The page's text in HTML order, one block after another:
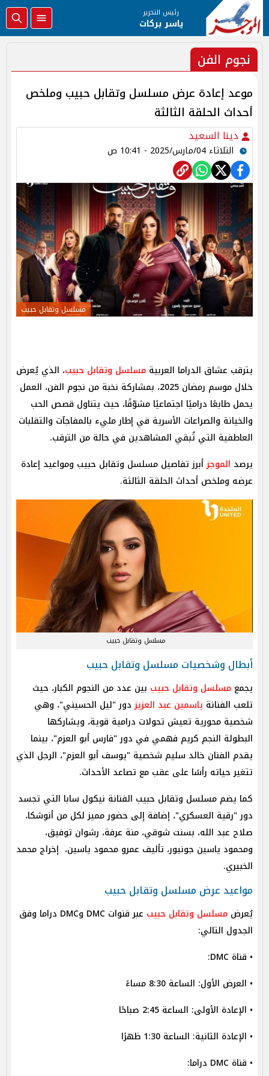
رئيس التحرير
ياسر بركات
نجوم الفن
موعد إعادة عرض مسلسل وتقابل حبيب وملخص
أحداث الحلقة الثالثة
دينا السعيد
الثلاثاء 04/مارس/2025 - 10:41 ص
مسلسل وتقابل حبيب
يترقب عشاق الدراما العربية مسلسل وتقابل حبيب، الذي يُعرض
خلال موسم رمضان 2025، بمشاركة نخبة من نجوم الفن، العمل
يحمل طابعًا دراميًا اجتماعيًا مشوّقًا، حيث يتناول قصص الحب
والخيانة والصراعات الأسرية في إطار مليء بالمفاجآت والتقلبات
العاطفية التي تُبقي المشاهدين في حالة من الترقب.
يرصد الموجزأبرز تفاصيل مسلسل وتقابل حبيب ومواعيد إعادة
عرضه وملخص أحداث الحلقة الثالثة.
مسلسل وتقابل حبيب
أبطال وشخصيات مسلسل وتقابل حبيب
يجمعمسلسل وتقابل حبيب بين عدد من النجوم الكبار، حيث
تلعب الفنانة ياسمين عبد العزيزدور "ليل الحسيني"، وهي
شخصية محورية تعيش تحولات درامية قوية، ويشاركها
البطولة النجم كريم فهمي في دور "فارس أبو العزم"، بينما
يقدم الفنان خالد سليم شخصية "يوسف أبو العزم"، الرجل الذي
تتغير حياته رأسًا على عقب مع تصاعد الأحداث.
كما يضم مسلسل وتقابل حبيب الفنانة نيكول سابا التي تجسد
دور "رقية العسكري"، إضافة إلى حضور مميز لكل من أنوشكا،
صلاح عبد الله، بسنت شوقي، منة عرفة، رشوان توفيق،
ومحمود ياسين جونيور، تأليف عمرو محمود ياسين، إخراج محمد
الخبيري.
مواعيد عرض مسلسل وتقابل حبيب
يُعرض مسلسل وتقابل حبيب
عبر قنوات DMC وDMC دراما وفق
الجدول التالي:
• قناة DMC:
• العرض الأول: الساعة 8:30 مساءً
• الإعادة الأولى: الساعة 2:45 صباحًا
• الإعادة الثانية: الساعة 1:30 ظهرًا
• قناة DMC دراما: